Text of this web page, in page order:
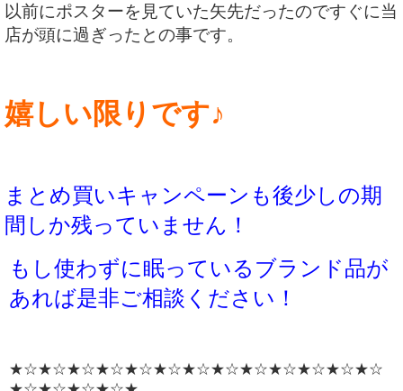
以前にポスターを見ていた矢先だったのですぐに当
店が頭に過ぎったとの事です。
嬉しい限りです♪
まとめ買いキャンペーンも後少しの期
間しか残っていません！
もし使わずに眠っているブランド品が
あれば是非ご相談ください！
★☆★☆★☆★☆★☆★☆★☆★☆★☆★☆★☆★☆★☆